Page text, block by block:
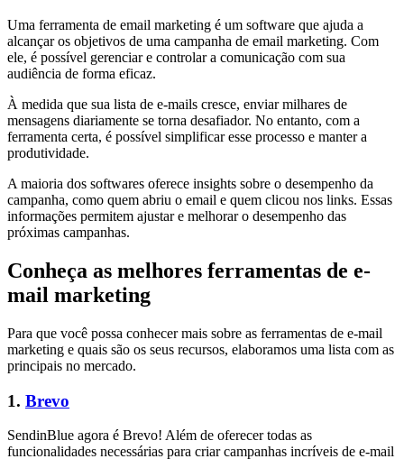
Uma ferramenta de email marketing é um software que ajuda a
alcançar os objetivos de uma campanha de email marketing. Com
ele, é possível gerenciar e controlar a comunicação com sua
audiência de forma eficaz.
À medida que sua lista de e-mails cresce, enviar milhares de
mensagens diariamente se torna desafiador. No entanto, com a
ferramenta certa, é possível simplificar esse processo e manter a
produtividade.
A maioria dos softwares oferece insights sobre o desempenho da
campanha, como quem abriu o email e quem clicou nos links. Essas
informações permitem ajustar e melhorar o desempenho das
próximas campanhas.
Conheça as melhores ferramentas de e-
mail marketing
Para que você possa conhecer mais sobre as ferramentas de e-mail
marketing e quais são os seus recursos, elaboramos uma lista com as
principais no mercado.
1. Brevo
SendinBlue agora é Brevo! Além de oferecer todas as
funcionalidades necessárias para criar campanhas incríveis de e-mail